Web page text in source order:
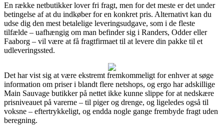
En række netbutikker lover fri fragt, men for det meste er det under
betingelse af at du indkøber for en konkret pris. Alternativt kan du
udse dig den mest betalelige leveringsudgave, som i de fleste
tilfælde – uafhængig om man befinder sig i Randers, Odder eller
Faaborg – vil være at få fragtfirmaet til at levere din pakke til et
udleveringssted.
Det har vist sig at være ekstremt fremkommeligt for enhver at søge
information om priser i blandt flere netshops, og ergo har adskillige
Main Sauvage butikker på nettet ikke kunne slippe for at nedskære
prisniveauet på varerne – til piger og drenge, og ligeledes også til
voksne – eftertrykkeligt, og endda nogle gange frembyde fragt uden
beregning.